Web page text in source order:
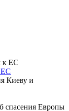
ЕС
Киеву и